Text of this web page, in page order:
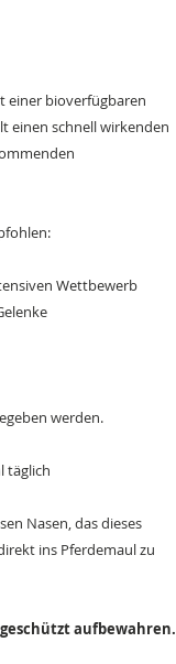
einer bioverfügbaren
einen schnell wirkenden
Wettbewerb
werden.
täglich
Nasen, das dieses
ins Pferdemaul zu
aufbewahren.